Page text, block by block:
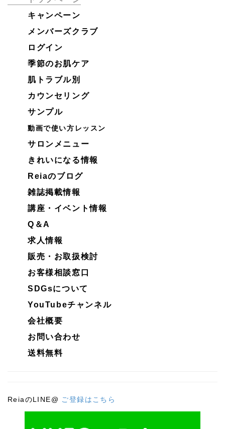
キャンペーン
メンバーズクラブ
ログイン
季節のお肌ケア
肌トラブル別
カウンセリング
サンプル
動画で使い方レッスン
サロンメニュー
きれいになる情報
Reiaのブログ
雑誌掲載情報
講座・イベント情報
Q＆A
求人情報
販売・お取扱検討
お客様相談窓口
SDGsについて
YouTubeチャンネル
会社概要
お問い合わせ
送料無料
ReiaのLINE@ ご登録はこちら